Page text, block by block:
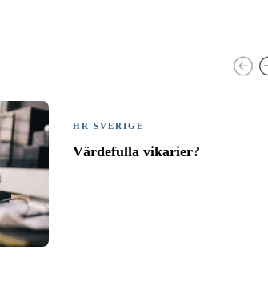
HR SVERIGE
Värdefulla vikarier?